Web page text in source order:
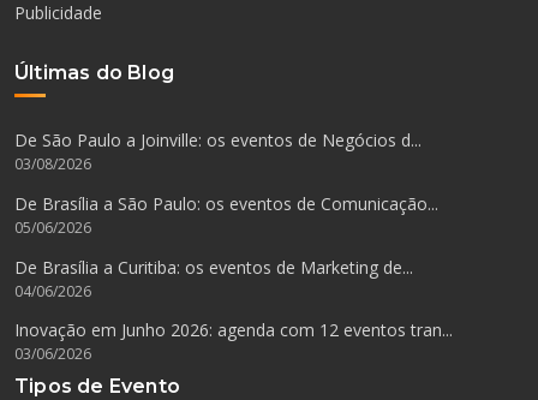
Publicidade
Últimas do Blog
De São Paulo a Joinville: os eventos de Negócios d...
03/08/2026
De Brasília a São Paulo: os eventos de Comunicação...
05/06/2026
De Brasília a Curitiba: os eventos de Marketing de...
04/06/2026
Inovação em Junho 2026: agenda com 12 eventos tran...
03/06/2026
Tipos de Evento